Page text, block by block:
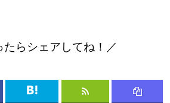
たらシェアしてね！／